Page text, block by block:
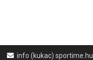
info (kukac) sportime.hu